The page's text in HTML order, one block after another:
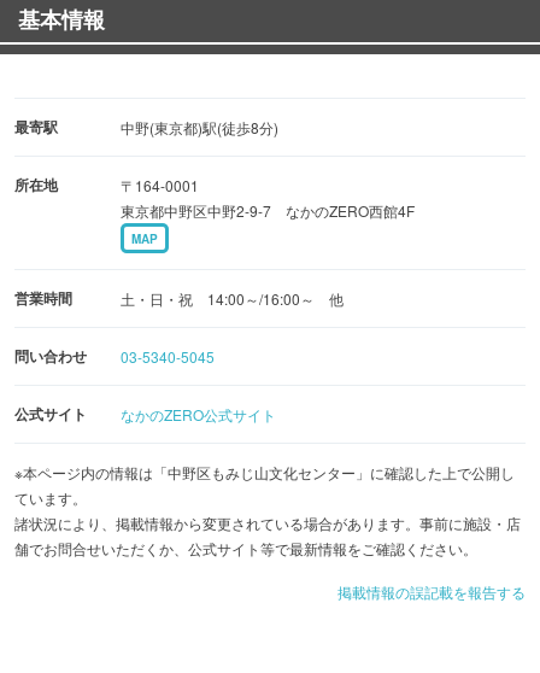
また、解説員による生解説を開館当初から行っている点も
特徴の一つ。神話や天文現象の紹介などを交えながら、季
けや小中学生向けのプログラムも多数上映。屋上で星空を
見上げる天体観望会のほか、大人のための天文教室や七
夕、クリスマスなど多種多様なイベントも開催していま
す。
基本情報
最寄駅 中野(東京都)駅(徒歩8分)
所在地
〒164-0001
東京都中野区中野2-9-7 なかのZERO西館4F
MAP
営業時間 土・日・祝 14:00～/16:00～ 他
問い合わせ 03-5340-5045
公式サイト なかのZERO公式サイト
※本ページ内の情報は「中野区もみじ山文化センター」に確認した上で公開し
ています。
諸状況により、掲載情報から変更されている場合があります。事前に施設・店
舗でお問合せいただくか、公式サイト等で最新情報をご確認ください。
掲載情報の誤記載を報告する